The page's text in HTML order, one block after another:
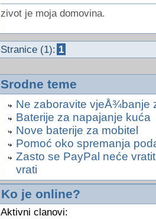
zivot je moja domovina.
Stranice (1): 1
Srodne teme
Ne zaboravite vjeÅ¾banje
Baterije za napajanje kuća
Nove baterije za mobitel
Pomoć oko spremanja
Zasto se PayPal neće
vrati
Ko je online?
Aktivni clanovi: